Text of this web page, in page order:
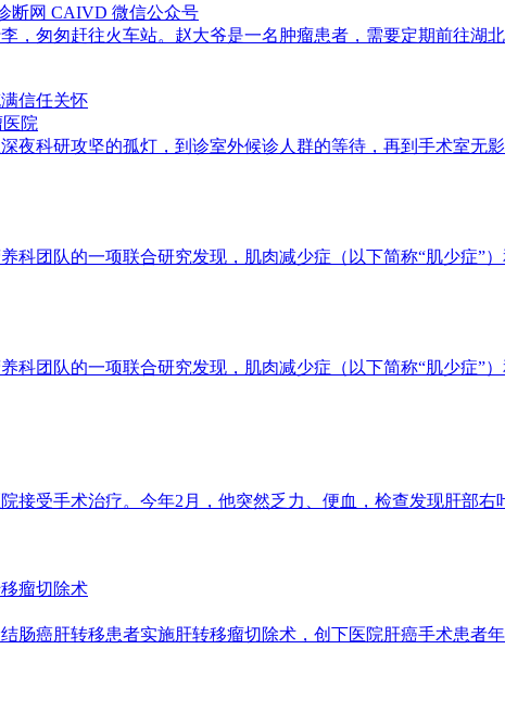
断网 CAIVD 微信公众号
，匆匆赶往火车站。赵大爷是一名肿瘤患者，需要定期前往湖北
信任关怀
院
夜科研攻坚的孤灯，到诊室外候诊人群的等待，再到手术室无
科团队的一项联合研究发现，肌肉减少症（以下简称“肌少症”
科团队的一项联合研究发现，肌肉减少症（以下简称“肌少症”
接受手术治疗。今年2月，他突然乏力、便血，检查发现肝部
瘤切除术
肠癌肝转移患者实施肝转移瘤切除术，创下医院肝癌手术患者年